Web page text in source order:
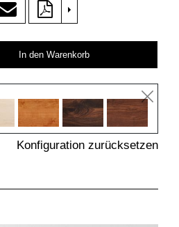
>
In den Warenkorb
Konfiguration zurücksetzen